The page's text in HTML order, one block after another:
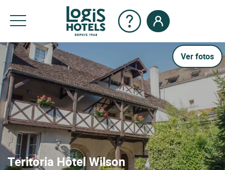
Ver fotos
Teritoria Hôtel Wilson